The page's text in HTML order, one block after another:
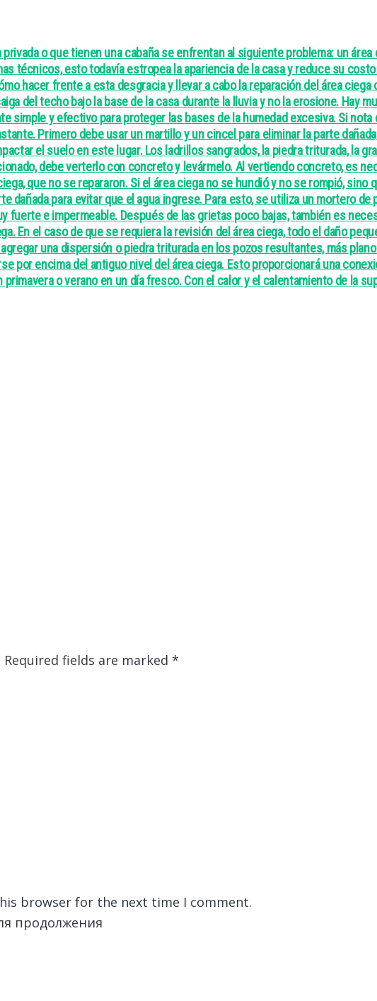
o que tienen una cabaña se enfrentan al siguiente problema: un
técnicos, esto todavía estropea la apariencia de la casa y reduce su
hacer frente a esta desgracia y llevar a cabo la reparación del área ciega
del techo bajo la base de la casa durante la lluvia y no la erosione. Hay
simple y efectivo para proteger las bases de la humedad excesiva. Si nota
Primero debe usar un martillo y un cincel para eliminar la parte
el suelo en este lugar. Los ladrillos sangrados, la piedra triturada, la
debe verterlo con concreto y levármelo. Al vertiendo concreto, es
que no se repararon. Si el área ciega no se hundió y no se rompió,
dañada para evitar que el agua ingrese. Para esto, se utiliza un mortero
fuerte e impermeable. Después de las grietas poco bajas, también es
En el caso de que se requiera la revisión del área ciega, todo el daño
una dispersión o piedra triturada en los pozos resultantes, más
por encima del antiguo nivel del área ciega. Esto proporcionará una
o verano en un día fresco. Con el calor y el calentamiento de la
Required fields are marked *
browser for the next time I comment.
продолжения